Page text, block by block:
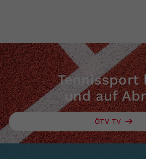
Tennissport
und auf
ÖTV TV